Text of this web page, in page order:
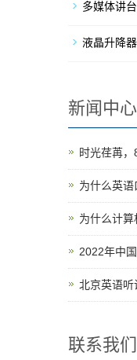
多媒体讲台
液晶升降器
新闻中心
时光荏苒
为什么英
为什么计
2022年中
北京英语
联系我们